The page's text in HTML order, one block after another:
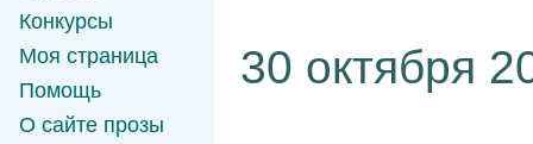
Конкурсы
Моя страница
Помощь
О сайте прозы
30 октября